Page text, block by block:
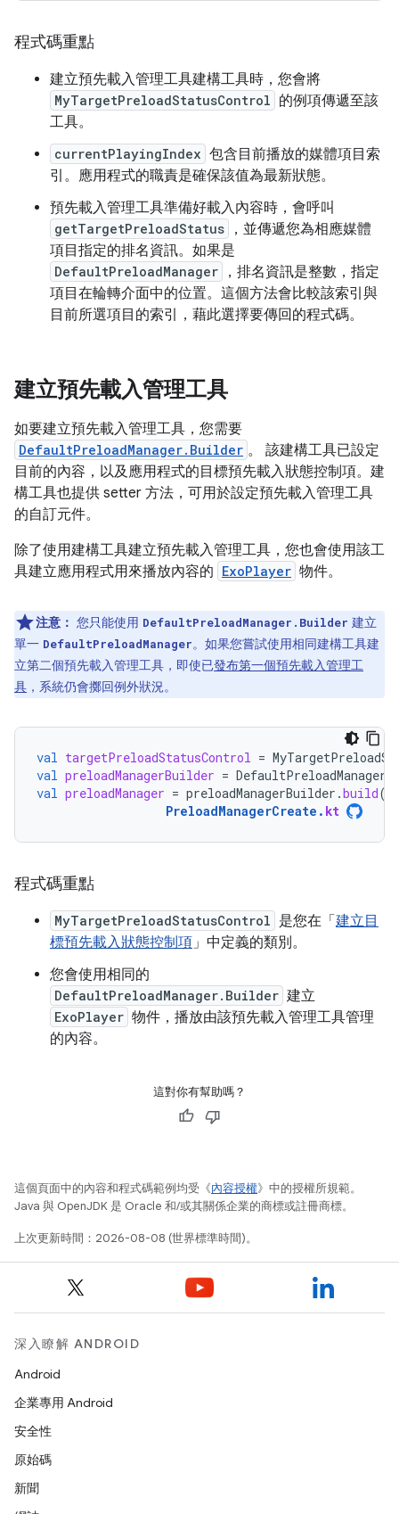
程式碼重點
建立預先載入管理工具建構工具時，您會將
MyTargetPreloadStatusControl 的例項傳遞至該
工具。
currentPlayingIndex 包含目前播放的媒體項目索
引。應用程式的職責是確保該值為最新狀態。
預先載入管理工具準備好載入內容時，會呼叫
getTargetPreloadStatus
，並傳遞您為相應媒體
項目指定的排名資訊。如果是
DefaultPreloadManager
，排名資訊是整數，指定
項目在輪轉介面中的位置。這個方法會比較該索引與
目前所選項目的索引，藉此選擇要傳回的程式碼。
建立預先載入管理工具
如要建立預先載入管理工具，您需要
DefaultPreloadManager.Builder 。 該建構工具已設定
目前的內容，以及應用程式的目標預先載入狀態控制項。建
構工具也提供 setter 方法，可用於設定預先載入管理工具
的自訂元件。
除了使用建構工具建立預先載入管理工具，您也會使用該工
具建立應用程式用來播放內容的 ExoPlayer 物件。
注意： 您只能使用 DefaultPreloadManager.Builder 建立
單一 DefaultPreloadManager。如果您嘗試使用相同建構工具建
立第二個預先載入管理工具，即使已發布第一個預先載入管理工
具 ，系統仍會擲回例外狀況。
val targetPreloadStatusControl =
val preloadManagerBuilder = DefaultPreloadManager
val preloadManager = preloadManagerBuilder .build()
PreloadManagerCreate . kt
程式碼重點
MyTargetPreloadStatusControl 是您在「 建立目
標預先載入狀態控制項」中定義的類別。
您會使用相同的
DefaultPreloadManager.Builder 建立
ExoPlayer 物件，播放由該預先載入管理工具管理
的內容。
這對你有幫助嗎？
這個頁面中的內容和程式碼範例均受《內容授權》中的授權所規範。
Java 與 OpenJDK 是 Oracle 和/或其關係企業的商標或註冊商標。
上次更新時間：2026-08-08 (世界標準時間)。
深入瞭解 ANDROID
Android
企業專用 Android
安全性
原始碼
新聞